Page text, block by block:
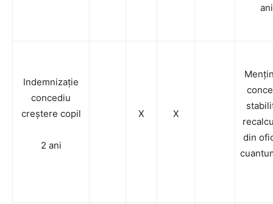
ani
Indemnizație
concediu
creștere copil
2 ani
X X
din